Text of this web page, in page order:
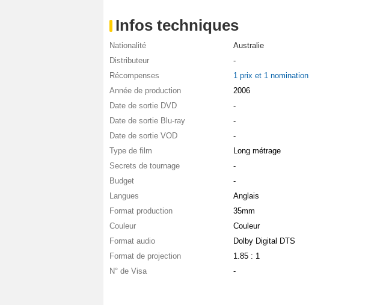
Infos techniques
Nationalité
Australie
Distributeur
-
Récompenses
1 prix et 1 nomination
Année de production
2006
Date de sortie DVD
-
Date de sortie Blu-ray
-
Date de sortie VOD
-
Type de film
Long métrage
Secrets de tournage
-
Budget
-
Langues
Anglais
Format production
35mm
Couleur
Couleur
Format audio
Dolby Digital DTS
Format de projection
1.85 : 1
N° de Visa
-